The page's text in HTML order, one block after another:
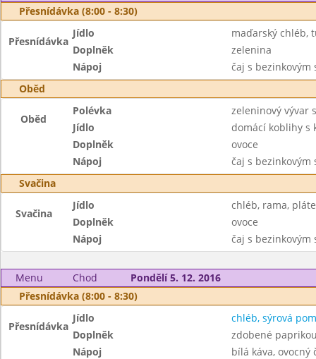
Přesnídávka (8:00 - 8:30)
Přesnídávka
Jídlo
maďarský chléb,
Doplněk
zelenina
Nápoj
čaj s bezinkovým
Oběd
Oběd
Polévka
zeleninový vývar
Jídlo
domácí koblihy s
Doplněk
ovoce
Nápoj
čaj s bezinkovým
Svačina
Svačina
Jídlo
chléb, rama,
Doplněk
ovoce
Nápoj
čaj s bezinkovým
Menu Chod
Pondělí 5. 12. 2016
Přesnídávka (8:00 - 8:30)
Přesnídávka
Jídlo
chléb, sýrová
Doplněk
zdobené
Nápoj
bílá káva, ovocný